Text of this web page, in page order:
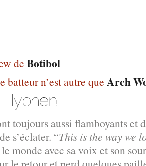
de Botibol
batteur n’est autre que Arch
toujours aussi flamboyants et
s’éclater. “This is the way we
monde avec sa voix et son
le retour et perd quelques